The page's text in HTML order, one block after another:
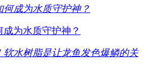
为水质守护神？